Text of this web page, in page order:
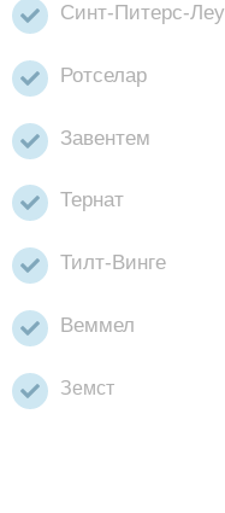
Синт-Питерс-Леу
Ротселар
Завентем
Тернат
Тилт-Винге
Веммел
Земст